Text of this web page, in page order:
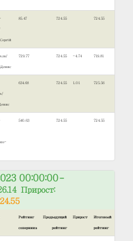
85.47 724.55 724.55
729.77 724.55 -4.74 719.81
634.68 724.55 1.01 725.56
540.63 724.55 724.55
00:00:00–
Прирост:
Рейтинг
соперника
Предыдущий
рейтинг
Прирост Итоговый
рейтинг